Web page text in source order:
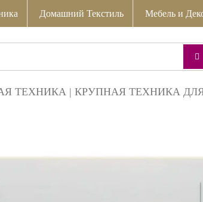
Домашний Текстиль Мебель и
ТЕХНИКА |КРУПНАЯ ТЕХНИКА